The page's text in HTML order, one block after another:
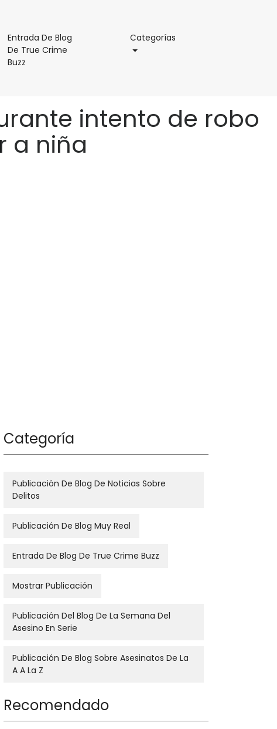
Entrada De Blog
De True Crime
BuzzEntrada
Crime
Categorías
intento de robo
a niña
Categoría
Publicación De Blog De Noticias Sobre
Delitos
Publicación De Blog Muy Real
Entrada De Blog De True Crime Buzz
Mostrar Publicación
Publicación Del Blog De La Semana Del
Asesino En Serie
Publicación De Blog Sobre Asesinatos De La
A A La Z
Recomendado